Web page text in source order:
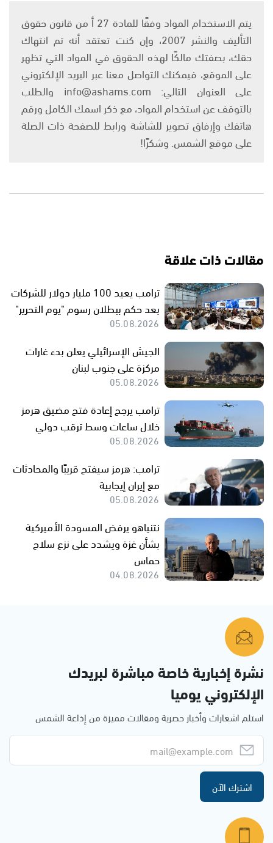
يتم الاستخدام المواد وفقًا للمادة 27 أ من قانون حقوق
التأليف والنشر 2007، وإن كنت تعتقد أنه تم انتهاك
حقك، بصفتك مالكًا لهذه الحقوق في المواد التي تظهر
على الموقع، فيمكنك التواصل معنا عبر البريد الإلكتروني
على العنوان التالي: info@ashams.com والطلب
بالتوقف عن استخدام المواد، مع ذكر اسمك الكامل ورقم
هاتفك وإرفاق تصوير للشاشة ورابط للصفحة ذات الصلة
على موقع الشمس. وشكرًا!
مقالات ذات علاقة
ترامب يعيد 100 مليار دولار للشركات
بعد حكم ببطلان رسوم "يوم التحرير"
05.08.2026
الجيش الإسرائيلي يعلن بدء غارات
مركزة على جنوب لبنان
05.08.2026
ترامب يرجح إعادة فتح مضيق هرمز
خلال ساعات وسط ترقب دولي
05.08.2026
ترامب: هرمز سيفتح قريبًا والمحادثات
مع إيران إيجابية
05.08.2026
نتنياهو يرفض المسودة الأميركية
بشأن غزة ويشدد على نزع سلاح
حماس
04.08.2026
نشرة إخبارية خاصة مباشرة لبريدك
الإلكتروني يوميا
استلم اشعارات وأخبار حصرية ومقالات مميزة من إذاعة الشمس
اشترك الآن